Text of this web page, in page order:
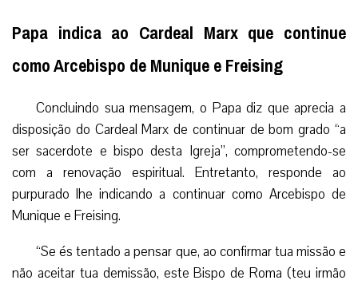
Papa indica ao Cardeal Marx que continue
como Arcebispo de Munique e Freising
Concluindo sua mensagem, o Papa diz que aprecia a
disposição do Cardeal Marx de continuar de bom grado “a
ser sacerdote e bispo desta Igreja”, comprometendo-se
com a renovação espiritual. Entretanto, responde ao
purpurado lhe indicando a continuar como Arcebispo de
Munique e Freising.
“Se és tentado a pensar que, ao confirmar tua missão e
não aceitar tua demissão, este Bispo de Roma (teu irmão